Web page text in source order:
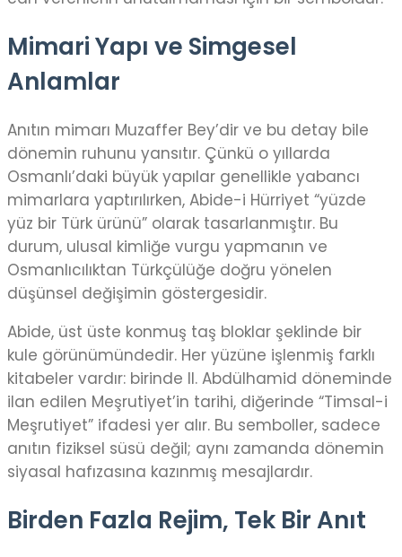
Mimari Yapı ve Simgesel
Anlamlar
Anıtın mimarı Muzaffer Bey’dir ve bu detay bile
dönemin ruhunu yansıtır. Çünkü o yıllarda
Osmanlı’daki büyük yapılar genellikle yabancı
mimarlara yaptırılırken, Abide-i Hürriyet “yüzde
yüz bir Türk ürünü” olarak tasarlanmıştır. Bu
durum, ulusal kimliğe vurgu yapmanın ve
Osmanlıcılıktan Türkçülüğe doğru yönelen
düşünsel değişimin göstergesidir.
Abide, üst üste konmuş taş bloklar şeklinde bir
kule görünümündedir. Her yüzüne işlenmiş farklı
kitabeler vardır: birinde II. Abdülhamid döneminde
ilan edilen Meşrutiyet’in tarihi, diğerinde “Timsal-i
Meşrutiyet” ifadesi yer alır. Bu semboller, sadece
anıtın fiziksel süsü değil; aynı zamanda dönemin
siyasal hafızasına kazınmış mesajlardır.
Birden Fazla Rejim, Tek Bir Anıt